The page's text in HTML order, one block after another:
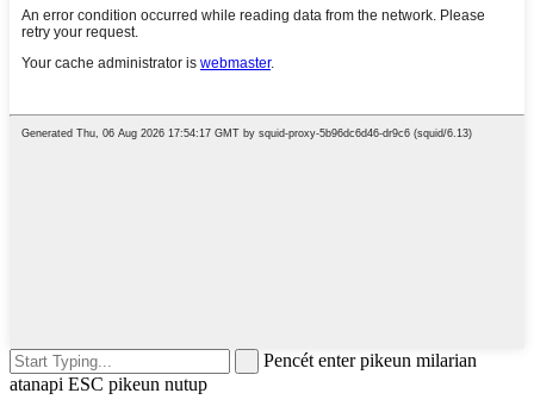
Pencét enter pikeun milarian
atanapi ESC pikeun nutup